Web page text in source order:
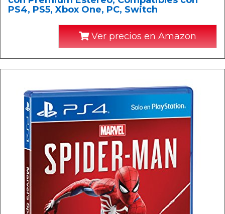
PS4, PS5, Xbox One, PC, Switch
Ver precios en Amazon